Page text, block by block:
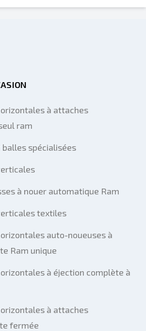
Envoyer
à attaches
ram
spécialisées
à nouer automatique Ram
textiles
auto-noueuses à
Ram unique
à éjection complète à
à attaches
fermée